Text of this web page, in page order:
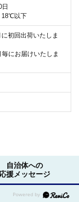
18℃以下
初回出荷いたしま
にお届けいたしま
自治体への
応援メッセージ